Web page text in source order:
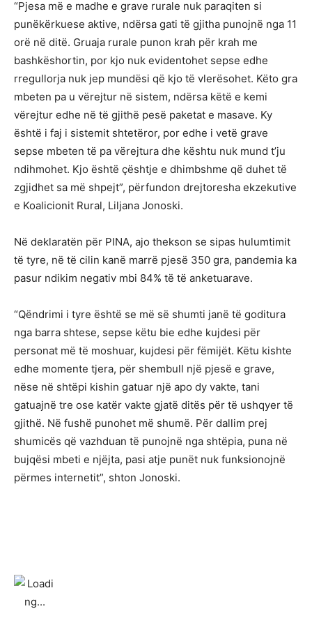
“Pjesa më e madhe e grave rurale nuk paraqiten si
punëkërkuese aktive, ndërsa gati të gjitha punojnë nga 11
orë në ditë. Gruaja rurale punon krah për krah me
bashkëshortin, por kjo nuk evidentohet sepse edhe
rregullorja nuk jep mundësi që kjo të vlerësohet. Këto gra
mbeten pa u vërejtur në sistem, ndërsa këtë e kemi
vërejtur edhe në të gjithë pesë paketat e masave. Ky
është i faj i sistemit shtetëror, por edhe i vetë grave
sepse mbeten të pa vërejtura dhe kështu nuk mund t’ju
ndihmohet. Kjo është çështje e dhimbshme që duhet të
zgjidhet sa më shpejt”, përfundon drejtoresha ekzekutive
e Koalicionit Rural, Liljana Jonoski.
Në deklaratën për PINA, ajo thekson se sipas hulumtimit
të tyre, në të cilin kanë marrë pjesë 350 gra, pandemia ka
pasur ndikim negativ mbi 84% të të anketuarave.
“Qëndrimi i tyre është se më së shumti janë të goditura
nga barra shtese, sepse këtu bie edhe kujdesi për
personat më të moshuar, kujdesi për fëmijët. Këtu kishte
edhe momente tjera, për shembull një pjesë e grave,
nëse në shtëpi kishin gatuar një apo dy vakte, tani
gatuajnë tre ose katër vakte gjatë ditës për të ushqyer të
gjithë. Në fushë punohet më shumë. Për dallim prej
shumicës që vazhduan të punojnë nga shtëpia, puna në
bujqësi mbeti e njëjta, pasi atje punët nuk funksionojnë
përmes internetit”, shton Jonoski.